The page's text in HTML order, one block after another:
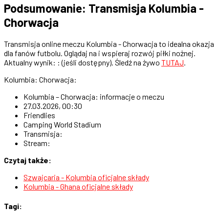
Podsumowanie: Transmisja Kolumbia -
Chorwacja
Transmisja online meczu Kolumbia - Chorwacja to idealna okazja
dla fanów futbolu. Oglądaj na i wspieraj rozwój piłki nożnej.
Aktualny wynik: : (jeśli dostępny). Śledź na żywo TUTAJ
Kolumbia: Chorwacja:
Kolumbia – Chorwacja: informacje o meczu
27.03.2026, 00:30
Friendlies
Camping World Stadium
Transmisja:
Stream:
Czytaj także:
Szwajcaria - Kolumbia oficjalne składy
Kolumbia - Ghana oficjalne składy
Tagi: